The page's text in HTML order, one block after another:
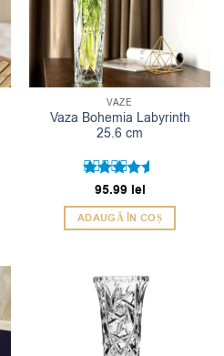
VAZE
Vaza Bohemia Labyrinth
25.6 cm
Evaluat la
4.5din 5
95.99 lei
ADAUGĂ ÎN COȘ